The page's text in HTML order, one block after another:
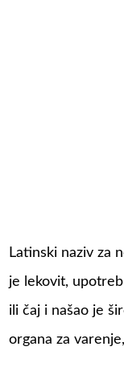
Latinski naziv za
je lekovit,
ili čaj i našao je
organa za